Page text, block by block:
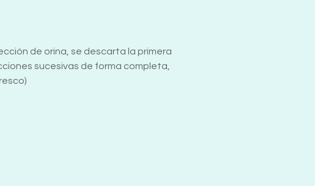
de orina, se descarta la primera
sucesivas de forma completa,